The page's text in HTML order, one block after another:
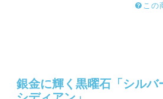
この
銀金に輝く黒曜石「シルバ